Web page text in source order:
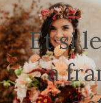
Et si
à